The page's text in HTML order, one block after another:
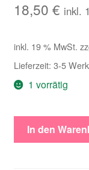
18,50 € inkl.
inkl. 19 % MwSt.
Lieferzeit: 3-5
1 vorrätig
Baby-In den